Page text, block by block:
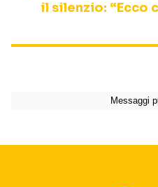
il silenzio: “Ecco